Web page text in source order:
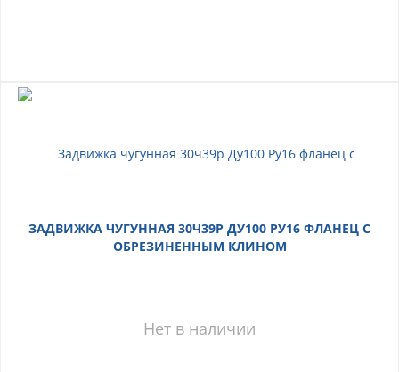
ЗАДВИЖКА ЧУГУННАЯ 30Ч39Р ДУ100 РУ16 ФЛАНЕЦ С
ОБРЕЗИНЕННЫМ КЛИНОМ
Нет в наличии